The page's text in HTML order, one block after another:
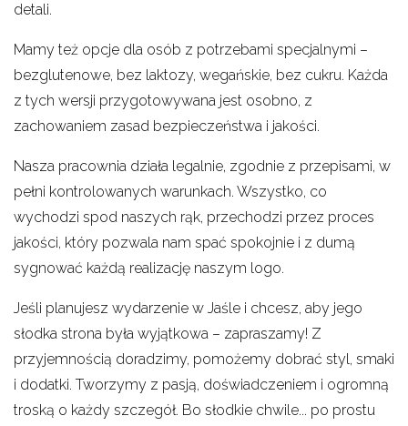
detali.
Mamy też opcje dla osób z potrzebami specjalnymi –
bezglutenowe, bez laktozy, wegańskie, bez cukru. Każda
z tych wersji przygotowywana jest osobno, z
zachowaniem zasad bezpieczeństwa i jakości.
Nasza pracownia działa legalnie, zgodnie z przepisami, w
pełni kontrolowanych warunkach. Wszystko, co
wychodzi spod naszych rąk, przechodzi przez proces
jakości, który pozwala nam spać spokojnie i z dumą
sygnować każdą realizację naszym logo.
Jeśli planujesz wydarzenie w Jaśle i chcesz, aby jego
słodka strona była wyjątkowa – zapraszamy! Z
przyjemnością doradzimy, pomożemy dobrać styl, smaki
i dodatki. Tworzymy z pasją, doświadczeniem i ogromną
troską o każdy szczegół. Bo słodkie chwile... po prostu